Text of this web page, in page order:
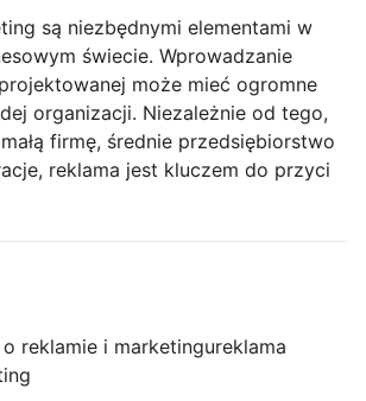
są niezbędnymi elementami w
świecie. Wprowadzanie
może mieć ogromne
organizacji. Niezależnie od tego,
firmę, średnie przedsiębiorstwo
reklama jest kluczem do przyci
reklamie i marketingureklama